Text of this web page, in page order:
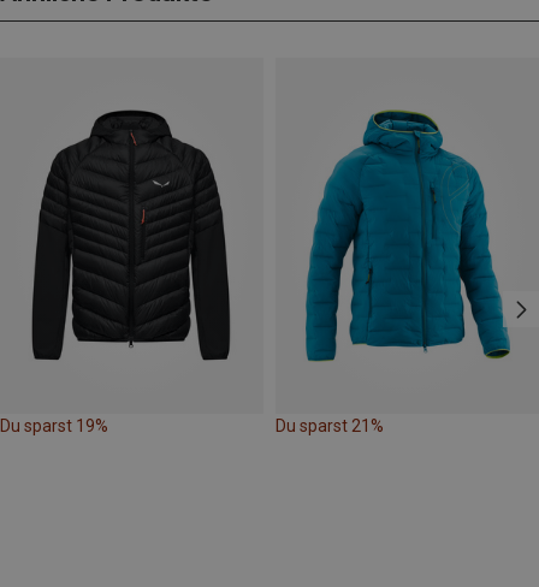
Du sparst 19% Du sparst 21%